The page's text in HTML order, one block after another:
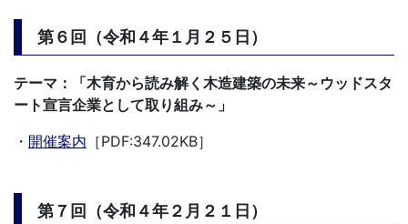
第６回（令和４年１月２５日）
テーマ：「木育から読み解く木造建築の未来～ウッドスタ
ート宣言企業として取り組み～」
・ 開催案内 ［PDF:347.02KB］
第７回（令和４年２月２１日）